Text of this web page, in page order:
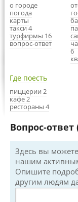
о городе
погода
карты
такси 4
турфирмы 16
вопрос-ответ
6
Где поесть
пиццерии 2
кафе 2
рестораны 4
Вопрос-ответ
Здесь вы
нашим
Опишите
другим людям